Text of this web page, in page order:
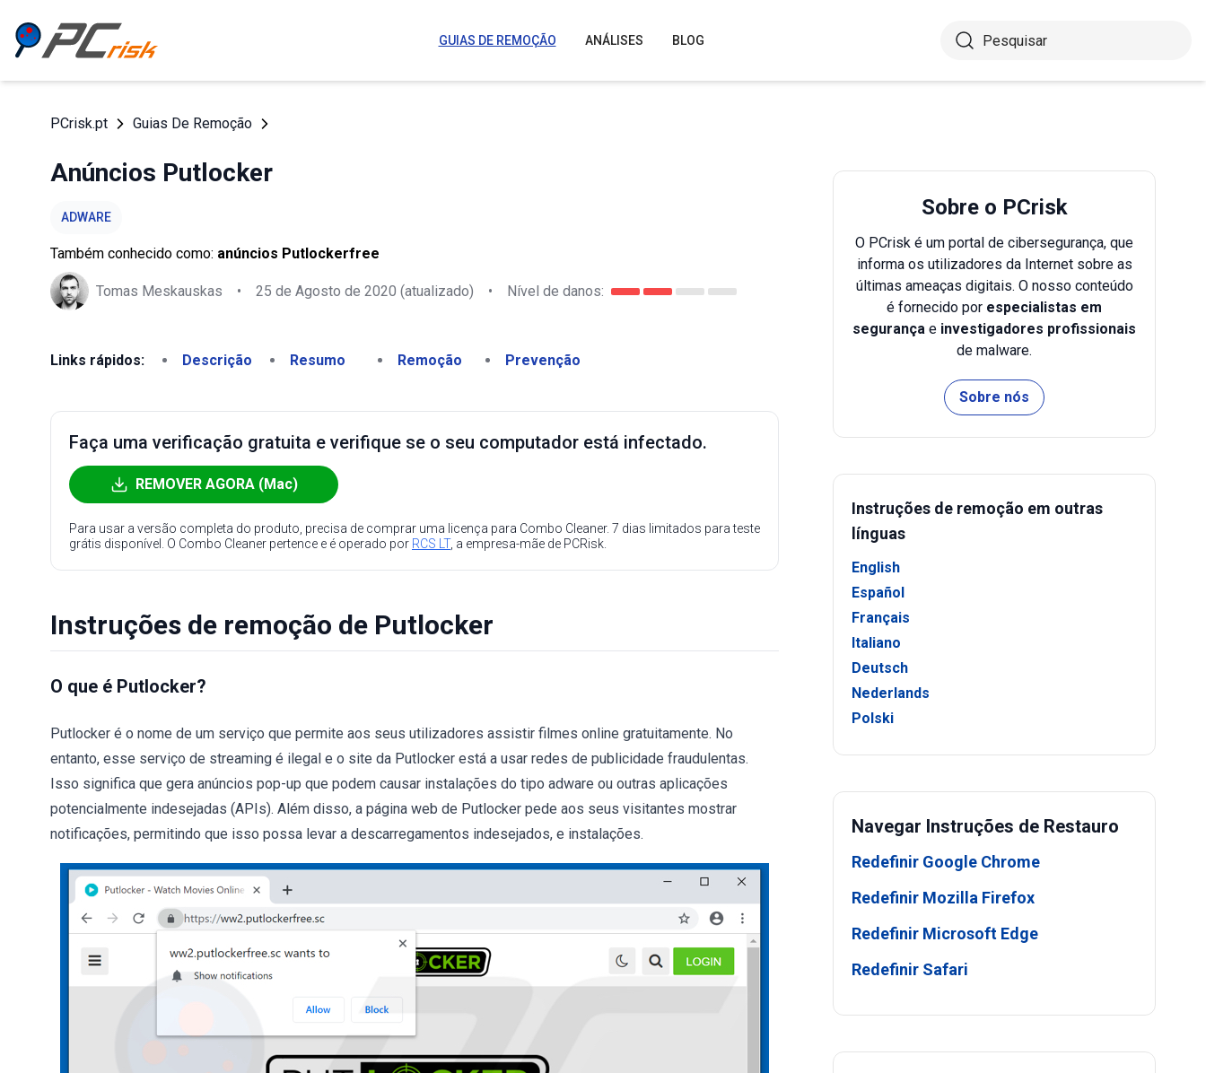
GUIAS DE REMOÇÃO ANÁLISES BLOG
PCrisk.pt Guias De Remoção
Anúncios Putlocker
ADWARE
Também conhecido como: anúncios Putlockerfree
Tomas Meskauskas • 25 de Agosto de 2020 (atualizado) • Nível de danos:
Links rápidos: Descrição Resumo Remoção Prevenção
Faça uma verificação gratuita e verifique se o seu computador está infectado.
REMOVER AGORA (Mac)
Para usar a versão completa do produto, precisa de comprar uma licença para Combo Cleaner. 7 dias limitados para teste
grátis disponível. O Combo Cleaner pertence e é operado por RCS LT, a empresa-mãe de PCRisk.
Instruções de remoção de Putlocker
O que é Putlocker?
Putlocker é o nome de um serviço que permite aos seus utilizadores assistir filmes online gratuitamente. No
entanto, esse serviço de streaming é ilegal e o site da Putlocker está a usar redes de publicidade fraudulentas.
Isso significa que gera anúncios pop-up que podem causar instalações do tipo adware ou outras aplicações
potencialmente indesejadas (APIs). Além disso, a página web de Putlocker pede aos seus visitantes mostrar
notificações, permitindo que isso possa levar a descarregamentos indesejados, e instalações.
Sobre o PCrisk
O PCrisk é um portal de cibersegurança, que
informa os utilizadores da Internet sobre as
últimas ameaças digitais. O nosso conteúdo
é fornecido por especialistas em
segurança e investigadores profissionais
de malware.
Sobre nós
Instruções de remoção em outras
línguas
English
Español
Français
Italiano
Deutsch
Nederlands
Polski
Navegar Instruções de Restauro
Redefinir Google Chrome
Redefinir Mozilla Firefox
Redefinir Microsoft Edge
Redefinir Safari